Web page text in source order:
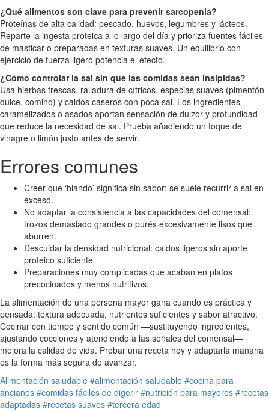
¿Qué alimentos son clave para prevenir sarcopenia?
Proteínas de alta calidad: pescado, huevos, legumbres y lácteos.
Reparte la ingesta proteica a lo largo del día y prioriza fuentes fáciles
de masticar o preparadas en texturas suaves. Un equilibrio con
ejercicio de fuerza ligero potencia el efecto.
¿Cómo controlar la sal sin que las comidas sean insípidas?
Usa hierbas frescas, ralladura de cítricos, especias suaves (pimentón
dulce, comino) y caldos caseros con poca sal. Los ingredientes
caramelizados o asados aportan sensación de dulzor y profundidad
que reduce la necesidad de sal. Prueba añadiendo un toque de
vinagre o limón justo antes de servir.
Errores comunes
Creer que ‘blando’ significa sin sabor: se suele recurrir a sal en
exceso.
No adaptar la consistencia a las capacidades del comensal:
trozos demasiado grandes o purés excesivamente lisos que
aburren.
Descuidar la densidad nutricional: caldos ligeros sin aporte
proteico suficiente.
Preparaciones muy complicadas que acaban en platos
precocinados y menos nutritivos.
La alimentación de una persona mayor gana cuando es práctica y
pensada: textura adecuada, nutrientes suficientes y sabor atractivo.
Cocinar con tiempo y sentido común —sustituyendo ingredientes,
ajustando cocciones y atendiendo a las señales del comensal—
mejora la calidad de vida. Probar una receta hoy y adaptarla mañana
es la forma más segura de avanzar.
Alimentación saludable #alimentación saludable #cocina para
ancianos #comidas fáciles de digerir #nutrición para mayores #recetas
adaptadas #recetas suaves #tercera edad